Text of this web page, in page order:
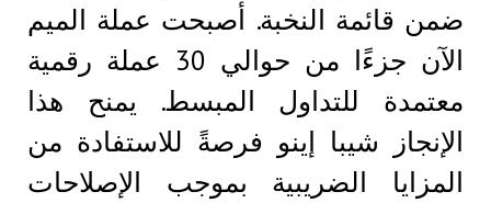
ضمن قائمة النخبة. أصبحت عملة الميم
الآن جزءًا من حوالي 30 عملة رقمية
معتمدة للتداول المبسط. يمنح هذا
الإنجاز شيبا إينو فرصةً للاستفادة من
المزايا الضريبية بموجب الإصلاحات